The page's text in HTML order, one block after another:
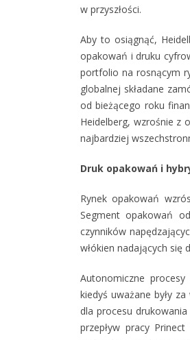
w przyszłości.
Aby to osiągnąć,
opakowań i druku
portfolio na rosnącym
globalnej składane
od bieżącego roku
Heidelberg, wzrośnie z
najbardziej
Druk opakowań i
Rynek opakowań
Segment opakowań
czynników
włókien nadających się
Autonomiczne
kiedyś uważane były
dla procesu
przepływ pracy